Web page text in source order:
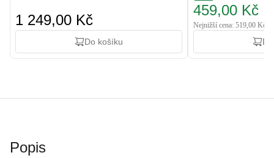
1 249,00 Kč
Do košíku
459,00 Kč
Nejnižší cena: 519,00 Kč
Popis